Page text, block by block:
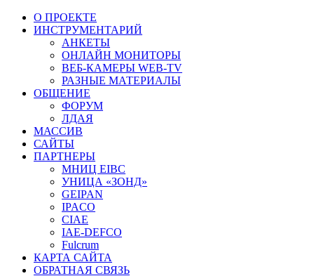
О ПРОЕКТЕ
ИНСТРУМЕНТАРИЙ
АНКЕТЫ
ОНЛАЙН МОНИТОРЫ
ВЕБ-КАМЕРЫ WEB-TV
РАЗНЫЕ МАТЕРИАЛЫ
ОБЩЕНИЕ
ФОРУМ
ЛДАЯ
МАССИВ
САЙТЫ
ПАРТНЕРЫ
МНИЦ EIBC
УНИЦА «ЗОНД»
GEIPAN
IPACO
CIAE
IAE-DEFCO
Fulcrum
КАРТА САЙТА
ОБРАТНАЯ СВЯЗЬ